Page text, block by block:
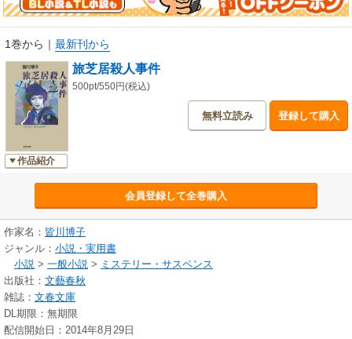
1巻から ｜ 最新刊から
作品紹介
旅芝居殺人事件
500pt/550円(税込)
無料立読み 登録して購入
会員登録して全巻購入
作家名： 皆川博子
ジャンル： 小説・実用書
小説 > 一般小説 > ミステリー・サスペンス
出版社： 文藝春秋
雑誌： 文春文庫
DL期限：無期限
配信開始日：2014年8月29日